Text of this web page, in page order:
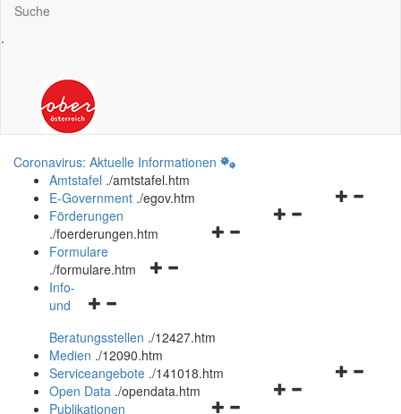
Suche
.
Coronavirus: Aktuelle Informationen
Amtstafel ./amtstafel.htm
Navigationsmenü
E-Government ./egov.htm
Navigationsmenü
Förderungen
./foerderungen.htm
Navigationsmenü
Formulare
./formulare.htm
Navigationsmenü
und
schließen
Info-
und
Beratungsstellen ./12427.htm
Medien ./12090.htm
Navigationsmenü
Serviceangebote ./141018.htm
Navigationsmenü
Open Data ./opendata.htm
Publikationen